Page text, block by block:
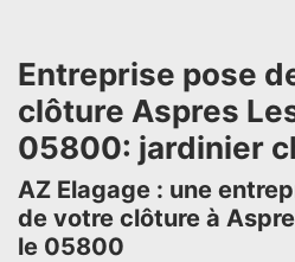
Entreprise pose
clôture Aspres
05800: jardinier
AZ Elagage : une
de votre clôture à
le 05800